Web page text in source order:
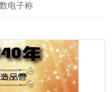
电子称